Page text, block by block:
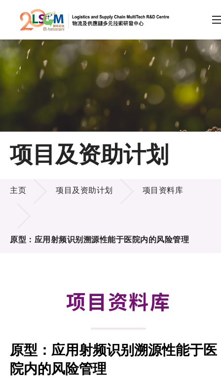
跳到内容（按回车键）
会员登录
A A EN 繁 简
主页
关于LSCM
技术商品化
合作计划
征求研发项目计划书
项目伙伴
项目及资助计划
项目及资助计划
主页 项目及资助计划 项目资料库
原型：应用射频识别溯源性能于医院内的风险管理
项目资料库
原型：应用射频识别溯源性能于医
院内的风险管理